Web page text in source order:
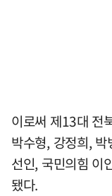
이로써 제13대 전
박수형, 강정희,
선인, 국민의힘 이
됐다.